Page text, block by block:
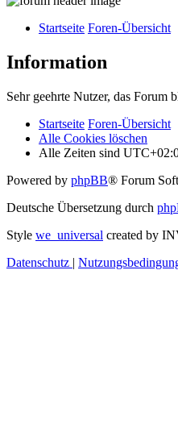
Startseite Foren-Übersicht
Information
Sehr geehrte Nutzer, das Forum
Startseite Foren-Übersicht
Alle Cookies löschen
Alle Zeiten sind
Powered by phpBB® Forum
Deutsche Übersetzung durch
Style we_universal created by
Datenschutz |